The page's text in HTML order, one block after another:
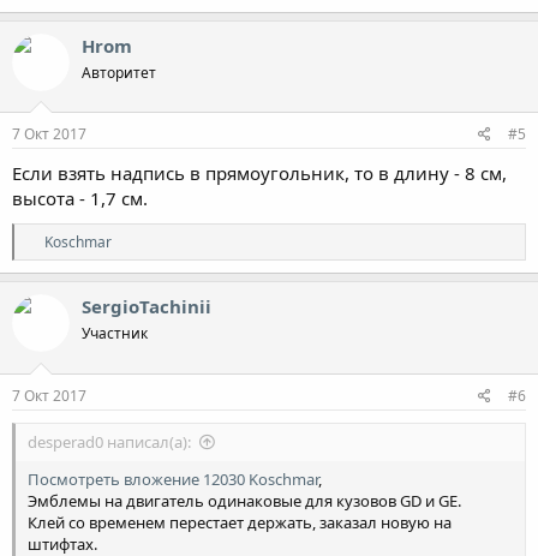
Hrom
Авторитет
7 Окт 2017 #5
Если взять надпись в прямоугольник, то в длину - 8 см,
высота - 1,7 см.
Р
е
а
:
Koschmar
SergioTachinii
Участник
7 Окт 2017 #6
desperad0 написал(а):
Посмотреть вложение 12030 Koschmar,
Эмблемы на двигатель одинаковые для кузовов GD и GE.
Клей со временем перестает держать, заказал новую на
штифтах.